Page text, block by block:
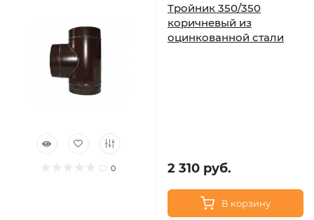
0
Тройник 350/350
коричневый из
оцинкованной стали
2 310 руб.
В корзину